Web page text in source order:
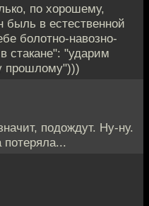
по хорошему,
быль в естественной
болотно-навозно-
стакане": "ударим
прошлому")))
подождут. Ну-ну.